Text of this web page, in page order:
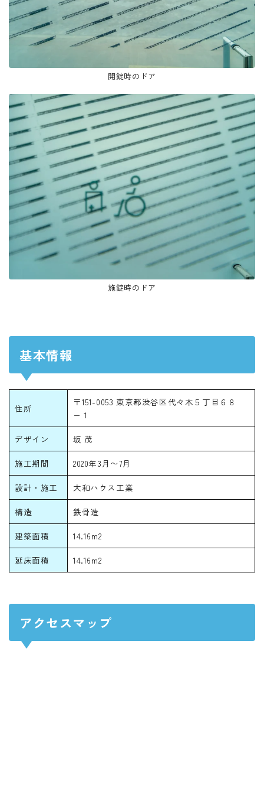
開錠時のドア
施錠時のドア
基本情報
住所
〒151-0053 東京都渋谷区代々木５丁目６８
−１
デザイン 坂 茂
施工期間 2020年3月〜7月
設計・施工 大和ハウス工業
構造 鉄骨造
建築面積 14.16m2
延床面積 14.16m2
アクセスマップ